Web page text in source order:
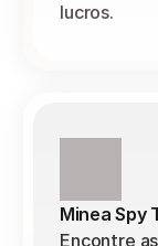
lucros.
Minea Spy
Encontre